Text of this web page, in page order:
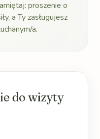
proszenie o
a Ty zasługujesz
a.
do wizyty